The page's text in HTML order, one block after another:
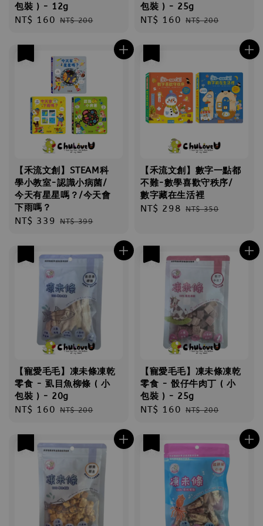
包裝 ) - 12g
Sale
NT$ 160 Regular
NT$ 200
包裝 ) - 25g
Sale
NT$ 160 Regular
NT$ 200
【禾流文創】STEAM科
學小教室-認識小病菌/
今天有星星嗎？/今天會
下雨嗎？
Sale
NT$ 339 Regular
NT$ 399
【禾流文創】數字一點都
不難-數學喜歡守秩序/
數字藏在生活裡
Sale
NT$ 298 Regular
NT$ 350
【寵愛毛毛】凍未條凍乾
零食 - 虱目魚柳條 ( 小
包裝 ) - 20g
Sale
NT$ 160 Regular
NT$ 200
【寵愛毛毛】凍未條凍乾
零食 - 骰仔牛肉丁 ( 小
包裝 ) - 25g
Sale
NT$ 160 Regular
NT$ 200